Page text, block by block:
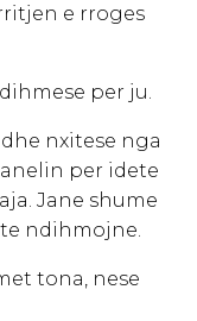
e rroges
per ju.
nxitese nga
per idete
Jane shume
ndihmojne.
tona, nese